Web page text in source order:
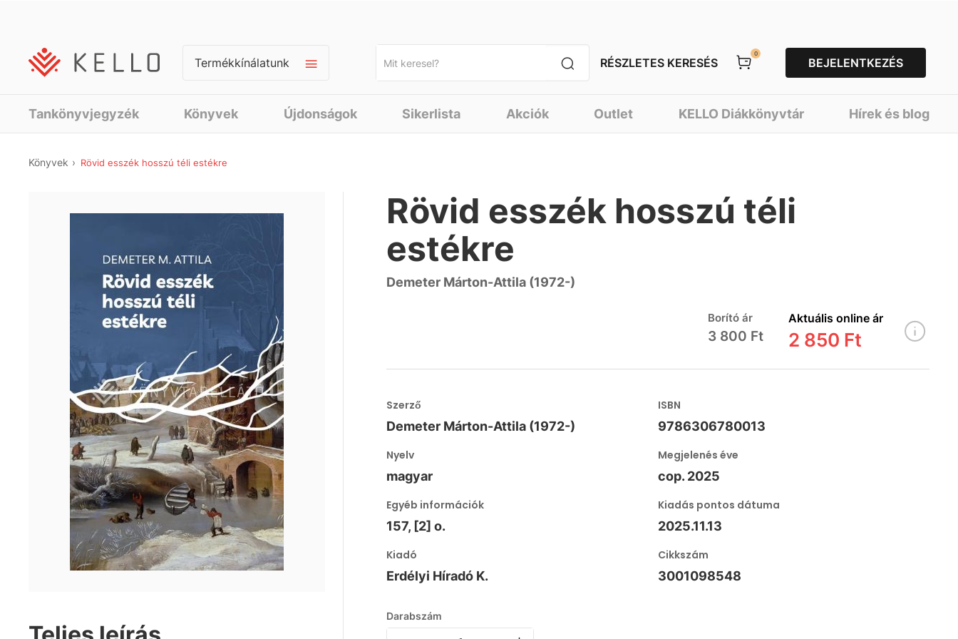
Termékkínálatunk RÉSZLETES KERESÉS
0
BEJELENTKEZÉS
Tankönyvjegyzék Könyvek Újdonságok Sikerlista Akciók Outlet KELLO Diákkönyvtár Hírek és blog
Könyvek Rövid esszék hosszú téli estékre
Rövid esszék hosszú téli
estékre
Demeter Márton-Attila (1972-)
Borító ár
3 800 Ft
Aktuális online ár
2 850 Ft
Szerző
Demeter Márton-Attila (1972-)
ISBN
9786306780013
Nyelv
magyar
Megjelenés éve
cop. 2025
Egyéb információk
157, [2] o.
Kiadás pontos dátuma
2025.11.13
Kiadó
Erdélyi Híradó K.
Cikkszám
3001098548
Darabszám